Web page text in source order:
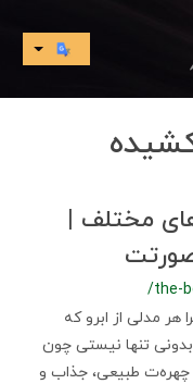
مختلف |
/the-
مدلی از ابرو که
تنها نیستی چون
چهره‌ت طبیعی، جذاب و